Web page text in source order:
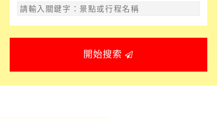
開始搜索